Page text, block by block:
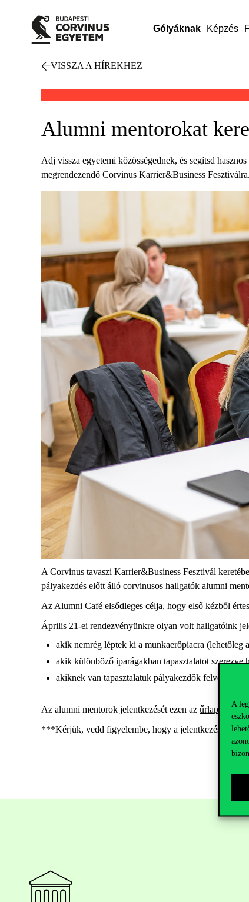
A
Gólyáknak Képzés
VISSZA A HÍREKHEZ
Alumni mentorokat
Adj vissza egyetemi közösségednek, és segítsd
megrendezendő Corvinus Karrier&Business Fesztiválra.
A Corvinus tavaszi Karrier&Business Fesztivál
pályakezdés előtt álló corvinusos hallgatók alumni
Az Alumni Café elsődleges célja, hogy első kézből
Április 21-ei rendezvényünkre olyan volt hallgatóink
akik nemrég léptek ki a munkaerőpiacra (lehetőleg
akik különböző iparágakban tapasztalatot
akiknek van tapasztalatuk pályakezdők
Az alumni mentorok jelentkezését ezen az űrlapon
***Kérjük, vedd figyelembe, hogy a jelentkezéseket